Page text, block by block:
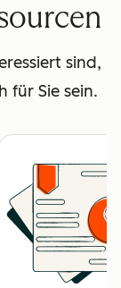
sind,
für Sie sein.